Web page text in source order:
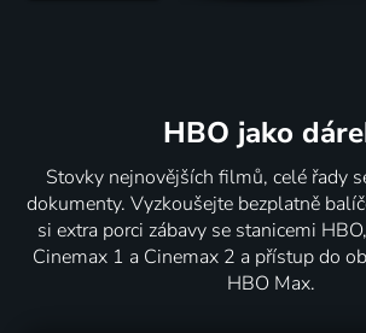
HBO jako
Stovky nejnovějších filmů, celé řady
dokumenty. Vyzkoušejte bezplatně
si extra porci zábavy se stanicemi
Cinemax 1 a Cinemax 2 a přístup do
HBO Max.